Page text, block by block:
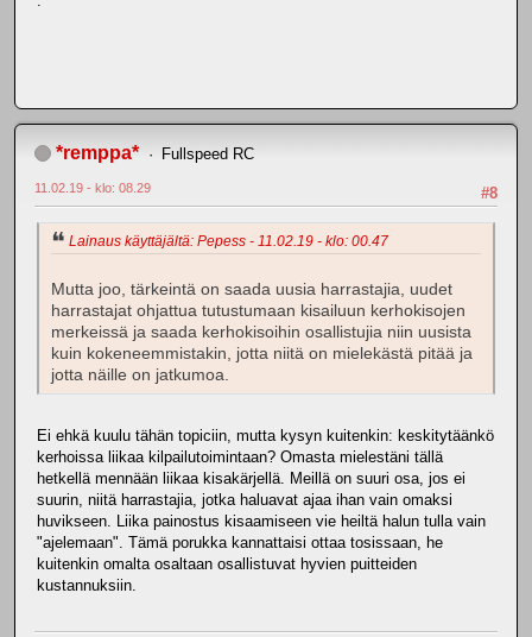
*remppa* Fullspeed RC
#8
11.02.19 - klo: 08.29
Lainaus käyttäjältä: Pepess - 11.02.19 - klo: 00.47
Mutta joo, tärkeintä on saada uusia harrastajia, uudet
harrastajat ohjattua tutustumaan kisailuun kerhokisojen
merkeissä ja saada kerhokisoihin osallistujia niin uusista
kuin kokeneemmistakin, jotta niitä on mielekästä pitää ja
jotta näille on jatkumoa.
Ei ehkä kuulu tähän topiciin, mutta kysyn kuitenkin: keskitytäänkö
kerhoissa liikaa kilpailutoimintaan? Omasta mielestäni tällä
hetkellä mennään liikaa kisakärjellä. Meillä on suuri osa, jos ei
suurin, niitä harrastajia, jotka haluavat ajaa ihan vain omaksi
huvikseen. Liika painostus kisaamiseen vie heiltä halun tulla vain
"ajelemaan". Tämä porukka kannattaisi ottaa tosissaan, he
kuitenkin omalta osaltaan osallistuvat hyvien puitteiden
kustannuksiin.